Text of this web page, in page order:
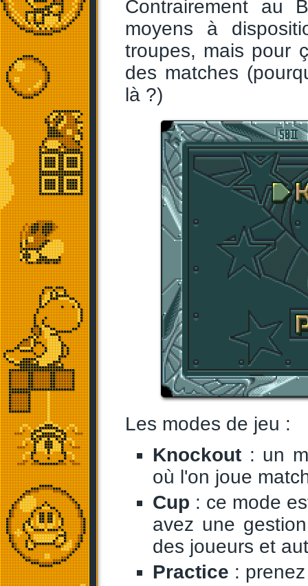
Contrairement au
moyens à
troupes, mais pour
des matches
là ?)
Les modes de jeu :
Knockout : un
où l'on joue
Cup : ce mode
avez une
des joueurs et
Practice :